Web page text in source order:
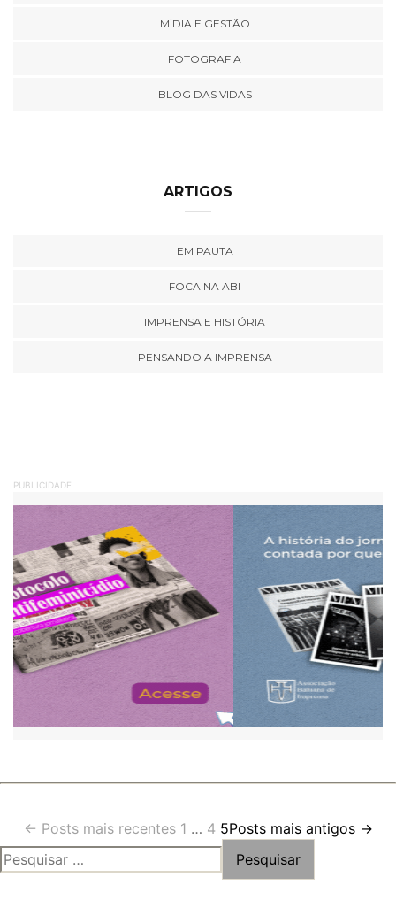
MÍDIA E GESTÃO
FOTOGRAFIA
BLOG DAS VIDAS
ARTIGOS
EM PAUTA
FOCA NA ABI
IMPRENSA E HISTÓRIA
PENSANDO A IMPRENSA
PUBLICIDADE
Paginação
de
← Postsmais recentes 1 … 4 5Postsmais antigos →
PESQUISAR
POR: